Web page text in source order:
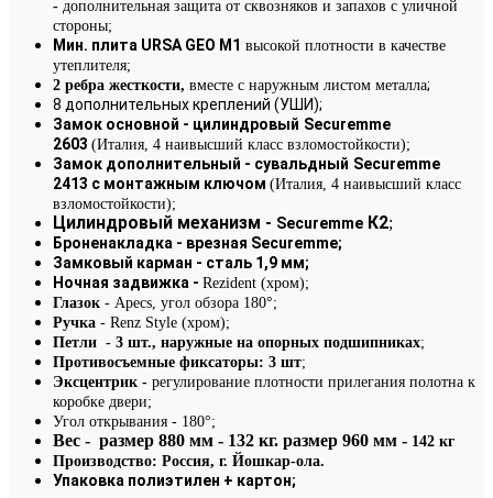
- дополнительная защита от сквозняков и запахов с уличной
стороны;
Мин. плита URSA GEO М1 высокой плотности в качестве
утеплителя;
2 ребра жесткости, вместе с наружным листом металла;
8 дополнительных креплений (УШИ);
Замок основной - цилиндровый Securemme
2603 (Италия, 4 наивысший класс взломостойкости);
Замок дополнительный - сувальдный Securemme
2413 с монтажным ключом (Италия, 4 наивысший класс
взломостойкости);
Цилиндровый механизм - Securemme К2;
Броненакладка - врезная Securemme;
Замковый карман - сталь 1,9 мм;
Ночная задвижка - Rezident (хром);
Глазок - Apecs, угол обзора 180°;
Ручка - Renz Style (хром);
Петли - 3 шт., наружные на опорных подшипниках;
Противосъемные фиксаторы: 3 шт;
Эксцентрик - регулирование плотности прилегания полотна к
коробке двери;
Угол открывания - 180°;
Вес - размер 880 мм - 132 кг. размер 960 мм - 142 кг
Производство: Россия, г. Йошкар-ола.
Упаковка полиэтилен + картон;